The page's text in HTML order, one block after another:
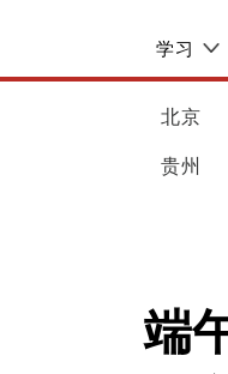
学习
北京
贵州
端